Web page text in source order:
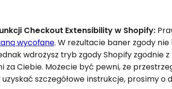
Checkout Extensibility w Shopify:
wycofane. W rezultacie baner zgody
wdrożysz tryb zgody Shopify zgodnie
za Ciebie. Możecie być pewni, że
szczegółowe instrukcje, prosimy o